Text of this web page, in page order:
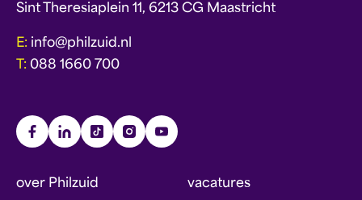
Sint Theresiaplein 11, 6213 CG Maastricht
E: info@philzuid.nl
T: 088 1660 700
over Philzuid vacatures